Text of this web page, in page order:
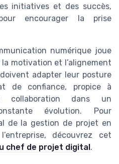
initiatives et des succès,
encourager la prise
numérique joue
motivation et l’alignement
adapter leur posture
de confiance, propice à
dans un
évolution. Pour
de la gestion de projet en
découvrez cet
chef de projet digital .